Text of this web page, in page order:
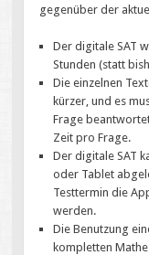
gegenüber der
Der digitale SAT
Stunden (statt
Die einzelnen
kürzer, und es
Frage
Zeit pro Frage.
Der digitale SAT
oder Tablet
Testtermin die
werden.
Die Benutzung
kompletten